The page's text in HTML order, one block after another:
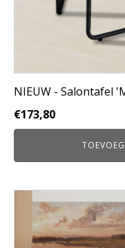
NIEUW - Salontafel
€173,80